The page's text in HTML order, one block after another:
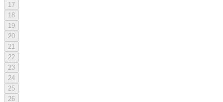
17
18
19
20
21
22
23
24
25
26